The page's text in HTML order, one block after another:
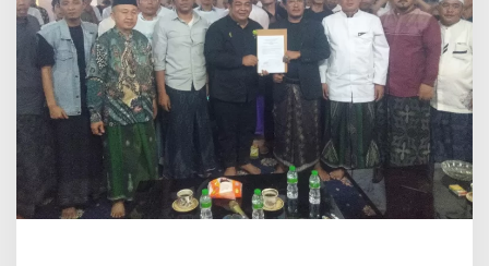
G
a
r
u
d
i
N